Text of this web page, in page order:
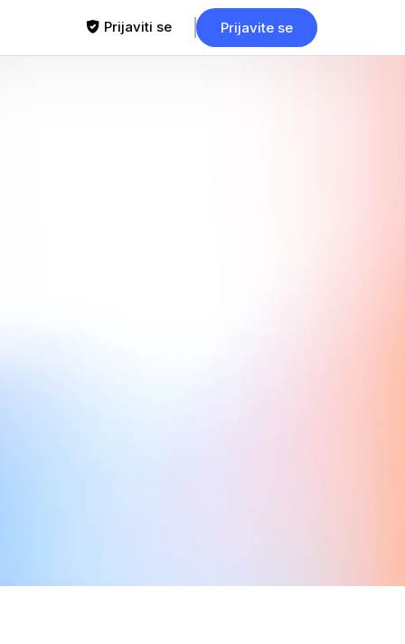
Prijaviti se Prijavite se